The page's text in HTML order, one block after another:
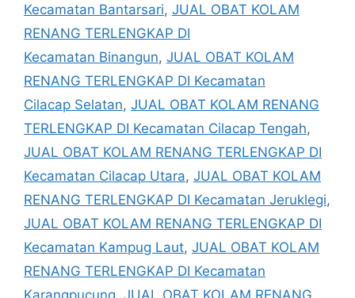
Kecamatan Bantarsari, JUAL OBAT KOLAM
RENANG TERLENGKAP DI
Kecamatan Binangun, JUAL OBAT KOLAM
RENANG TERLENGKAP DI Kecamatan
Cilacap Selatan, JUAL OBAT KOLAM RENANG
TERLENGKAP DI Kecamatan Cilacap Tengah,
JUAL OBAT KOLAM RENANG TERLENGKAP DI
Kecamatan Cilacap Utara, JUAL OBAT KOLAM
RENANG TERLENGKAP DI Kecamatan Jeruklegi,
JUAL OBAT KOLAM RENANG TERLENGKAP DI
Kecamatan Kampug Laut, JUAL OBAT KOLAM
RENANG TERLENGKAP DI Kecamatan
Karangpucung JUAL OBAT KOLAM RENANG